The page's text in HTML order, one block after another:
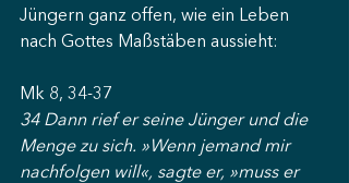
Jüngern ganz offen, wie ein Leben
nach Gottes Maßstäben aussieht:
Mk 8, 34-37
34 Dann rief er seine Jünger und die
Menge zu sich. »Wenn jemand mir
nachfolgen will«, sagte er, »muss er